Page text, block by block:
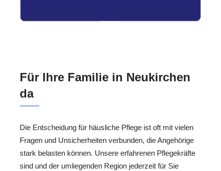
Für Ihre Familie in Neukirchen
da
Die Entscheidung für häusliche Pflege ist oft mit vielen
Fragen und Unsicherheiten verbunden, die Angehörige
stark belasten können. Unsere erfahrenen Pflegekräfte
sind und der umliegenden Region jederzeit für Sie